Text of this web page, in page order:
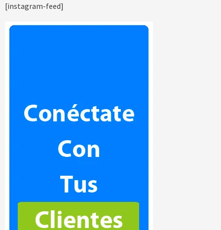
[instagram-feed]